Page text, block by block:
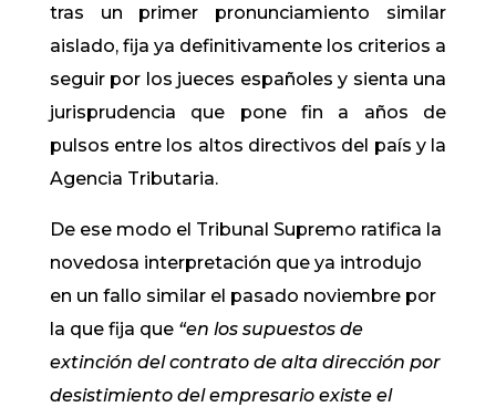
tras un primer pronunciamiento similar
aislado, fija ya definitivamente los criterios a
seguir por los jueces españoles y sienta una
jurisprudencia que pone fin a años de
pulsos entre los altos directivos del país y la
Agencia Tributaria.
De ese modo el Tribunal Supremo ratifica la
novedosa interpretación que ya introdujo
en un fallo similar el pasado noviembre por
la que fija que “en los supuestos de
extinción del contrato de alta dirección por
desistimiento del empresario existe el